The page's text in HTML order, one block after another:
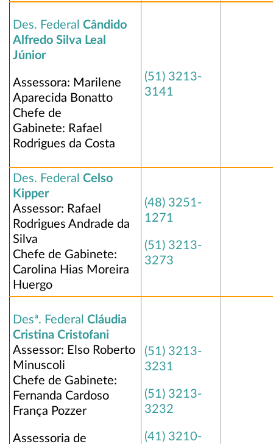
Des. Federal Cândido
Alfredo Silva Leal
Júnior
Assessora: Marilene
Aparecida Bonatto
Chefe de
Gabinete: Rafael
Rodrigues da Costa
(51) 3213-
3141
Des. Federal Celso
Kipper
Assessor: Rafael
Rodrigues Andrade da
Silva
Chefe de Gabinete:
Carolina Hias Moreira
Huergo
(48) 3251-
1271
(51) 3213-
3273
Desª. Federal Cláudia
Cristina Cristofani
Assessor: Elso Roberto
Minuscoli
Chefe de Gabinete:
Fernanda Cardoso
França Pozzer
Assessoria de
(51) 3213-
3231
(51) 3213-
3232
(41) 3210-